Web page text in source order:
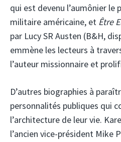
qui est devenu l’aumônier le
militaire américaine, et Être
par Lucy SR Austen (B&H,
emmène les lecteurs à
l’auteur missionnaire et
D’autres biographies à
personnalités publiques qui
l’architecture de leur vie.
l’ancien vice-président Mike